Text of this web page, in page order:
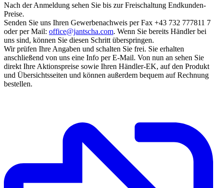
Nach der Anmeldung sehen Sie bis zur Freischaltung Endkunden-
Preise.
Senden Sie uns Ihren Gewerbenachweis per Fax +43 732 777811 7
oder per Mail: office@jantscha.com. Wenn Sie bereits Händler bei
uns sind, können Sie diesen Schritt überspringen.
Wir prüfen Ihre Angaben und schalten Sie frei. Sie erhalten
anschließend von uns eine Info per E-Mail. Von nun an sehen Sie
direkt Ihre Aktionspreise sowie Ihren Händler-EK, auf den Produkt
und Übersichtsseiten und können außerdem bequem auf Rechnung
bestellen.